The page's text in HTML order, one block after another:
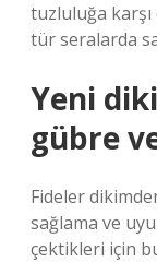
tuzluluğa
tür seralarda
Yeni
gübre
Fideler
sağlama ve
çektikleri için